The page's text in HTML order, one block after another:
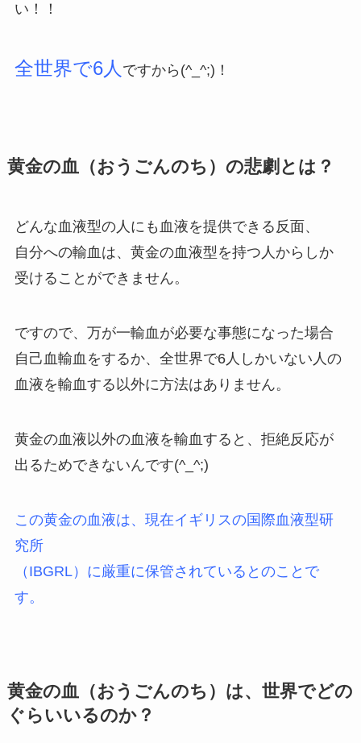
い！！
全世界で6人 ですから(^_^;)！
黄金の血（おうごんのち）の悲劇とは？
どんな血液型の人にも血液を提供できる反面、
自分への輸血は、黄金の血液型を持つ人からしか
受けることができません。
ですので、万が一輸血が必要な事態になった場合
自己血輸血をするか、全世界で6人しかいない人の
血液を輸血する以外に方法はありません。
黄金の血液以外の血液を輸血すると、拒絶反応が
出るためできないんです(^_^;)
この黄金の血液は、現在イギリスの国際血液型研
究所
（IBGRL）に厳重に保管されているとのことで
す。
黄金の血（おうごんのち）は、世界でどの
ぐらいいるのか？